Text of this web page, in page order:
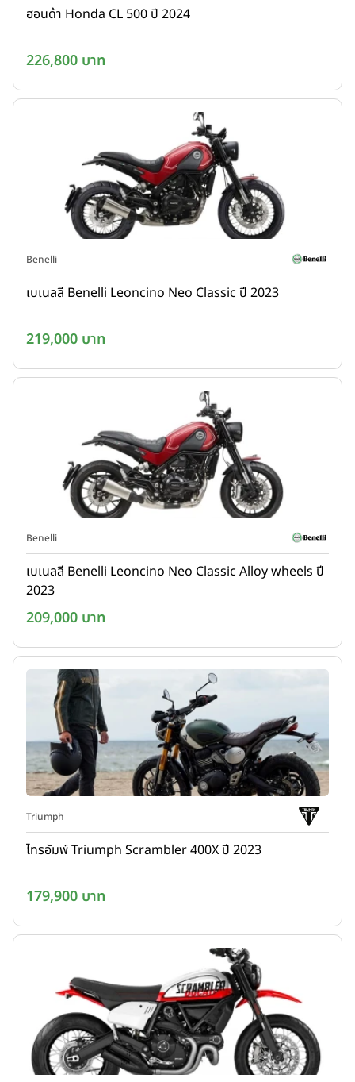
ฮอนด้า Honda CL 500 ปี 2024
226,800 บาท
Benelli
เบเนลลี Benelli Leoncino Neo Classic ปี 2023
219,000 บาท
Benelli
เบเนลลี Benelli Leoncino Neo Classic Alloy wheels ปี
2023
209,000 บาท
Triumph
ไทรอัมพ์ Triumph Scrambler 400X ปี 2023
179,900 บาท